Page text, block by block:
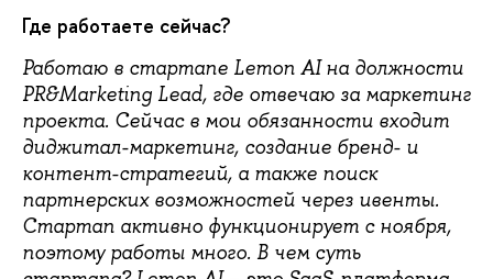
Где работаете сейчас?
Работаю в стартапе Lemon AI на должности
PR&Marketing Lead, где отвечаю за маркетинг
проекта. Сейчас в мои обязанности входит
диджитал-маркетинг, создание бренд- и
контент-стратегий, а также поиск
партнерских возможностей через ивенты.
Стартап активно функционирует с ноября,
поэтому работы много. В чем суть